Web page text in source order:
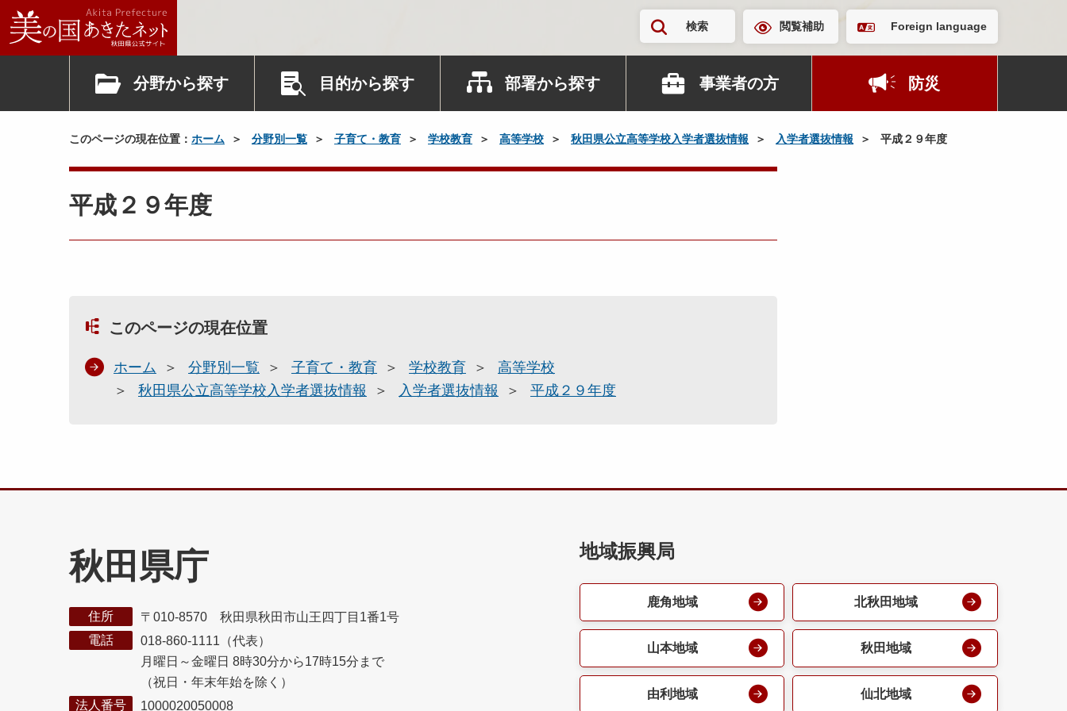
検索 閲覧補助 Foreign language
分野から探す 目的から探す 部署から探す 事業者の方 防災
このページの現在位置： ホーム 分野別一覧 子育て・教育 学校教育 高等学校 秋田県公立高等学校入学者選抜情報 入学者選抜情報 平成２９年度
平成２９年度
このページの現在位置
ホーム 分野別一覧 子育て・教育 学校教育
高等学校
秋田県公立高等学校入学者選抜情報
入学者選抜情報 平成２９年度
秋田県庁
住所
〒010-8570 秋田県秋田市山王四丁目1番1号
電話
018-860-1111（代表）
月曜日～金曜日 8時30分から17時15分まで
（祝日・年末年始を除く）
法人番号
1000020050008
地域振興局
鹿角地域 北秋田地域
山本地域 秋田地域
由利地域 仙北地域